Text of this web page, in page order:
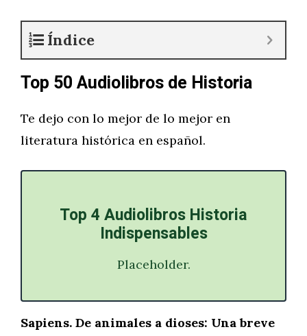
Índice
Top 50 Audiolibros de Historia
Te dejo con lo mejor de lo mejor en
literatura histórica en español.
Top 4 Audiolibros Historia
Indispensables
Placeholder.
Sapiens. De animales a dioses: Una breve